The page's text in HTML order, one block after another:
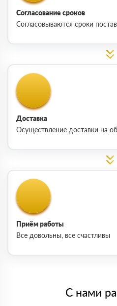
Согласование сроков
Согласовываются сроки
Доставка
Осуществление доставки на
Приём работы
Все довольны, все счастливы
С нами